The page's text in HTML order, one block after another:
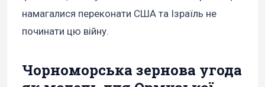
намагалися переконати США та Ізраїль не
починати цю війну.
Чорноморська зернова угода